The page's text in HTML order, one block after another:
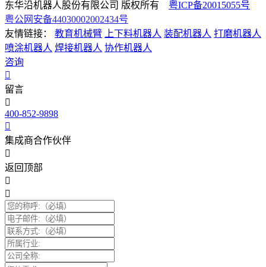
东华沿机器人股份有限公司 版权所有 粤ICP备20015055号
粤公网安备44030002002434号
友情链接：
教育机械臂 上下料机器人 装配机器人 打磨机器人
喷涂机器人 焊接机器人 协作机器人
咨询
留言
400-852-9898
集成商合作伙伴
返回顶部